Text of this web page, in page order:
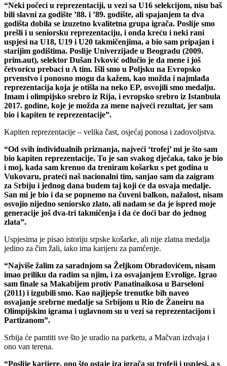
“Neki počeci u reprezentaciji, u vezi sa U16 selekcijom, nisu baš
bili slavni za godište ’88. i ’89. godište, ali spajanjem ta dva
godišta dobila se izuzetno kvalitetna grupa igrača. Poslije smo
prešli i u seniorsku reprezentaciju, i onda kreću i neki rani
uspjesi na U18, U19 i U20 takmičenjima, a bio sam pripajan i
starijim godištima. Poslije Univerzijade u Beogradu (2009.
prim.aut), selektor Dušan Ivković odlučio je da mene i još
četvoricu prebaci u A tim. Išli smo u Poljsku na Evropsko
prvenstvo i ponosno mogu da kažem, kao možda i najmlađa
reprezentacija koja je otišla na neko EP, osvojili smo medalju.
Imam i olimpijsko srebro iz Rija, i evropsko srebro iz Istanbula
2017. godine, koje je možda za mene najveći rezultat, jer sam
bio i kapiten te reprezentacije”.
Kapiten reprezentacije – velika čast, osjećaj ponosa i zadovoljstva.
“Od svih individualnih priznanja, najveći ‘trofej’ mi je što sam
bio kapiten reprezentacije. To je san svakog dječaka, tako je bio
i moj, kada sam krenuo da treniram košarku s pet godina u
Vukovaru, prateći naš nacionalni tim, sanjao sam da zaigram
za Srbiju i jednog dana budem taj koji će da osvaja medalje.
San mi je bio i da se popnemo na čuveni balkon, nažalost, nisam
osvojio nijedno seniorsko zlato, ali nadam se da je ispred moje
generacije još dva-tri takmičenja i da će doći bar do jednog
zlata”.
Uspjesima je pisao istoriju srpske košarke, ali nije zlatna medalja
jedino za čim žali, iako ima karijeru za pamćenje.
“Najviše žalim za saradnjom sa Željkom Obradovićem, nisam
imao priliku da radim sa njim, i za osvajanjem Evrolige. Igrao
sam finale sa Makabijem protiv Panatinaikosa u Barseloni
(2011) i izgubili smo. Kao najljepše trenutke bih naveo
osvajanje srebrne medalje sa Srbijom u Rio de Žaneiru na
Olimpijskim igrama i uglavnom su u vezi sa reprezentacijom i
Partizanom”.
Srbija će pamtiti sve što je uradio na parketu, a Mačvan izdvaja i
ono van terena.
“Poslije karijere, ono što ostaje iza igrača su trofeji i uspjesi, a s